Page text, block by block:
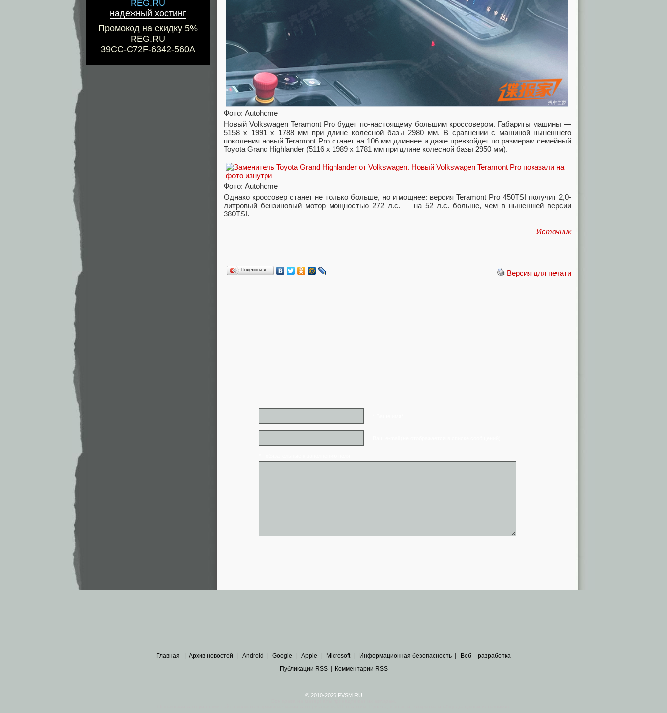
REG.RU
надежный хостинг
Промокод на скидку 5%
REG.RU
39CC-C72F-6342-560A
Фото: Autohome
Новый Volkswagen Teramont Pro будет по-настоящему большим кроссовером. Габариты машины —
5158 x 1991 x 1788 мм при длине колесной базы 2980 мм. В сравнении с машиной нынешнего
поколения новый Teramont Pro станет на 106 мм длиннее и даже превзойдет по размерам семейный
Toyota Grand Highlander (5116 x 1989 x 1781 мм при длине колесной базы 2950 мм).
Фото: Autohome
Однако кроссовер станет не только больше, но и мощнее: версия Teramont Pro 450TSI получит 2,0-
литровый бензиновый мотор мощностью 272 л.с. — на 52 л.с. больше, чем в нынешней версии
380TSI.
Источник
Версия для печати
Поделиться…
Главная Архив новостей Android Google Apple Microsoft| Информационная безопасность
Веб – разработка
Публикации RSS| Комментарии RSS
© 2010-2026 PVSM.RU